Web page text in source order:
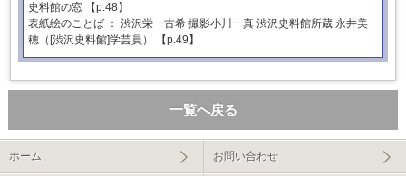
史料館の窓 【p.48】
表紙絵のことば ： 渋沢栄一古希 撮影小川一真 渋沢史料館所蔵 永井美
穂（[渋沢史料館]学芸員） 【p.49】
一覧へ戻る
ホーム お問い合わせ